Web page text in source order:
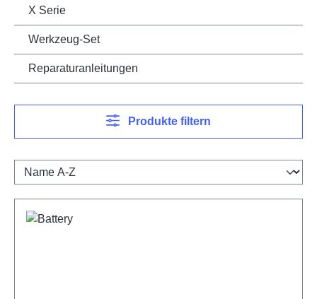
X Serie
Werkzeug-Set
Reparaturanleitungen
Produkte filtern